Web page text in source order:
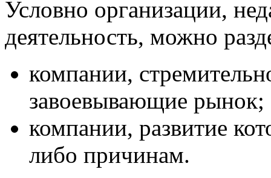
Условно организации,
деятельность, можно
компании,
завоевывающие рынок;
компании, развитие
либо причинам.